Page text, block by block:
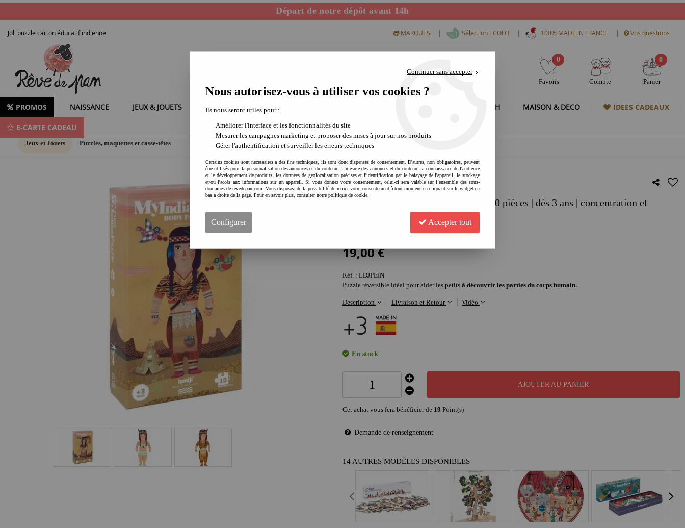
Départ de notre dépôt avant 14h
Joli puzzle carton éducatif indienne MARQUES | Sélection ECOLO | 100% MADE IN FRANCE | Vos questions
0
Favoris Compte
0
Panier
PROMOS NAISSANCE JEUX & JOUETS LOISIRS CREATIFS MODE & HIGH TECH MAISON & DECO IDEES CADEAUX
E-CARTE CADEAU
Jeux et Jouets Puzzles, maquettes et casse-têtes
LONDJI Puzzle éducatif Indienne | 10 pièces | dès 3 ans | concentration et
repérage spatial | jeu éducatif
19,00€
Réf. : LDJPEIN
Puzzle réversible idéal pour aider les petits à découvrir les parties du corps humain.
Description Livraison et Retour Vidéo
En stock
AJOUTER AU PANIER
Cet achat vous fera bénéficier de 19 Point(s)
Demande de renseignement
14 AUTRES MODÈLES DISPONIBLES
Continuer sans accepter
Nous autorisez-vous à utiliser vos cookies ?
Ils nous seront utiles pour :
Améliorer l'interface et les fonctionnalités du site
Mesurer les campagnes marketing et proposer des mises à jour sur nos produits
Gérer l'authentification et surveiller les erreurs techniques
Certains cookies sont nécessaires à des fins techniques, ils sont donc dispensés de consentement. D'autres, non obligatoires, peuvent
être utilisés pour la personnalisation des annonces et du contenu, la mesure des annonces et du contenu, la connaissance de l'audience
et le développement de produits, les données de géolocalisation précises et l'identification par le balayage de l'appareil, le stockage
et/ou l'accès aux informations sur un appareil. Si vous donnez votre consentement, celui-ci sera valable sur l’ensemble des sous-
domaines de revedepan.com. Vous disposez de la possibilité de retirer votre consentement à tout moment en cliquant sur le widget en
bas à droite de la page. Pour en savoir plus, consulter notre politique de cookie.
Configurer Accepter tout